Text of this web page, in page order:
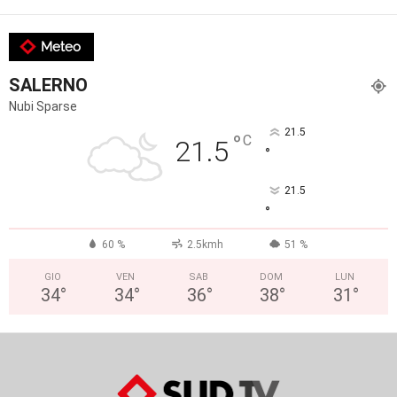
Meteo
SALERNO
Nubi Sparse
21.5 °C 21.5
°
21.5
°
60 % 2.5kmh 51 %
GIO
34°
VEN
34°
SAB
36°
DOM
38°
LUN
31 °